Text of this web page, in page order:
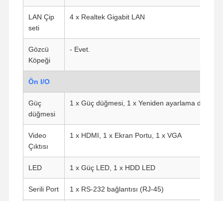
LAN Çip
seti
4 x Realtek Gigabit LAN
Gözcü
Köpeği
- Evet.
Ön I/O
Güç
düğmesi
1 x Güç düğmesi, 1 x Yeniden ayarlama
Video
Çıktısı
1 x HDMI, 1 x Ekran Portu, 1 x VGA
LED 1 x Güç LED, 1 x HDD LED
Serili Port 1 x RS-232 bağlantısı (RJ-45)